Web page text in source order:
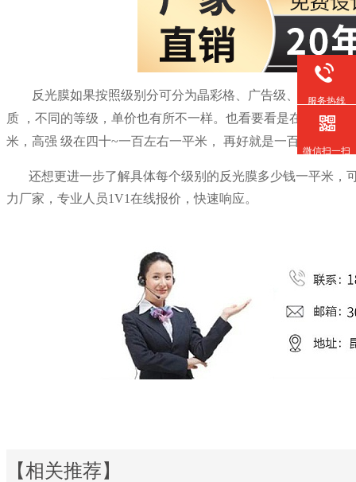
反光膜如果按照级别分可分为晶彩格、 广告级 工程级 高
质
，不同的等级， 单价也有所不一样。也看要看是在哪种道路
米 ，高强 级在四十~一百左右一平米， 再好就是一百
还想更进一步了解具体每个级别的反光膜多少钱一平米，
力厂家，专业人员1V1在线报价，快速响应。
【相关推荐】
服务热线
微信扫一扫